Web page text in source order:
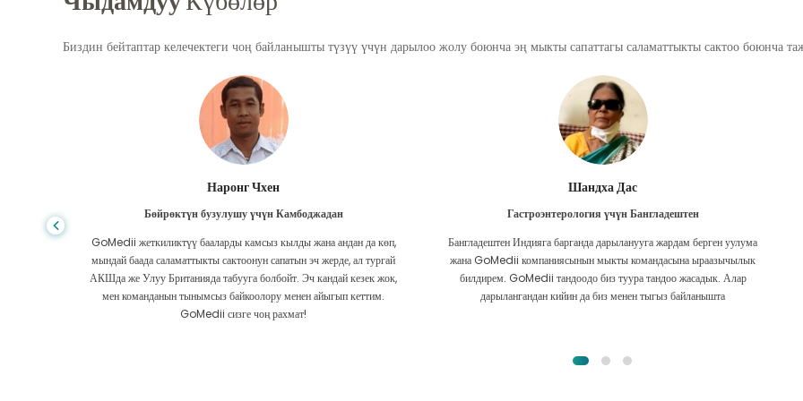
Биздин бейтаптар келечектеги чоң байланышты түзүү үчүн дарылоо жолу боюнча эң мыкты сапаттагы саламаттыкты сактоо боюнча
Шандха Дас
Гастроэнтерология үчүн Бангладештен
Бангладештен Индияга барганда дарыланууга жардам берген уулума
жана GoMedii компаниясынын мыкты командасына ыраазычылык
билдирем. GoMedii тандоодо биз туура тандоо жасадык. Алар
дарылангандан кийин да биз менен тыгыз байланышта
Фурканул Ислам
Бөйрөктү трансплантациялоо үчүн Бангладештен
Мен бөйрөгүмдүн оорусунан ар кандай дарыларды ала алам деп
үмүттөнгөн элем. Алланын ырайымы менен GoMedii менен жолугуп,
алар менен байланышкандан кийин гана болду.